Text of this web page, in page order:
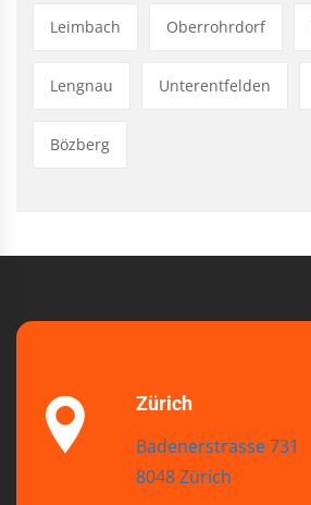
Leimbach Oberrohrdorf
Lengnau Unterentfelden
Bözberg
Zürich
Badenerstrasse 731
8048 Zürich